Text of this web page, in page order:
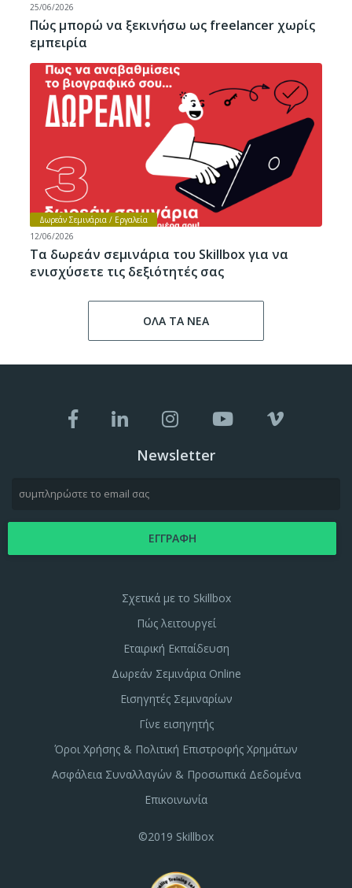
25/06/2026
Πώς μπορώ να ξεκινήσω ως freelancer χωρίς
εμπειρία
Δωρεάν Σεμινάρια / Εργαλεία
12/06/2026
Τα δωρεάν σεμινάρια του Skillbox για να
ενισχύσετε τις δεξιότητές σας
ΟΛΑ ΤΑ ΝΕΑ
Newsletter
Σχετικά με το Skillbox
Πώς λειτουργεί
Εταιρική Εκπαίδευση
Δωρεάν Σεμινάρια Online
Εισηγητές Σεμιναρίων
Γίνε εισηγητής
Όροι Χρήσης & Πολιτική Επιστροφής Χρημάτων
Ασφάλεια Συναλλαγών & Προσωπικά Δεδομένα
Επικοινωνία
©2019 Skillbox